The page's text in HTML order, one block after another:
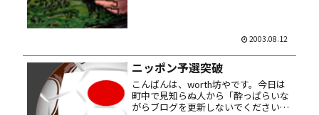
2003.08.12
ニッポン予選突破
こんばんは、worth坊やです。今日は
町中で見知らぬ人から「酔っぱらいな
がらブログを更新しないでください」